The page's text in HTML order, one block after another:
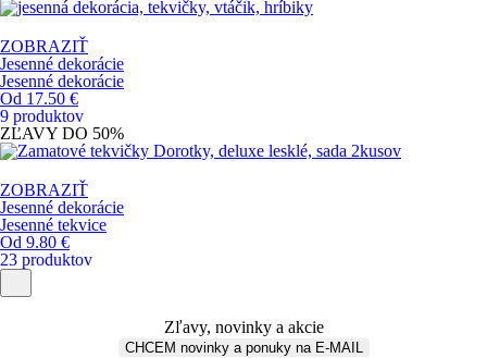
ZOBRAZIŤ
Jesenné dekorácie
Jesenné dekorácie
Od 17.50 €
9 produktov
ZĽAVY DO 50%
ZOBRAZIŤ
Jesenné dekorácie
Jesenné tekvice
Od 9.80 €
23 produktov
Zľavy, novinky a akcie
CHCEM novinky a ponuky na E-MAIL